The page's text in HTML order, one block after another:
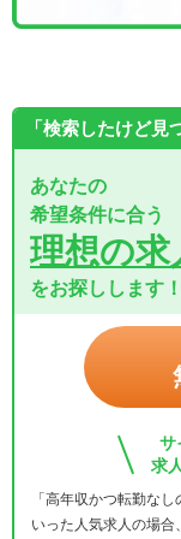
「検索したけど見
あなたの
希望条件に合う
理想の求
をお探しします！
サ
求
「高年収かつ転勤な
いった人気求人の場